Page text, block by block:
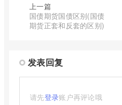
上一篇
国债期货国债区别(国债
期货正套和反套的区别)
发表回复
请先登录账户再评论哦